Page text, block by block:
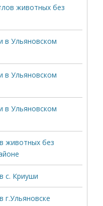
животных без
в Ульяновском
в Ульяновском
в Ульяновском
животных без
с. Криуши
г.Ульяновске